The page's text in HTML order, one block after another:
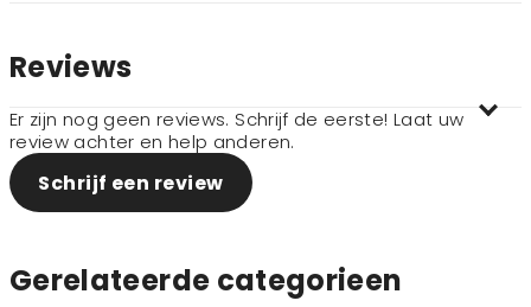
Reviews
Er zijn nog geen reviews. Schrijf de eerste! Laat uw
review achter en help anderen.
Schrijf een review
Gerelateerde categorieen